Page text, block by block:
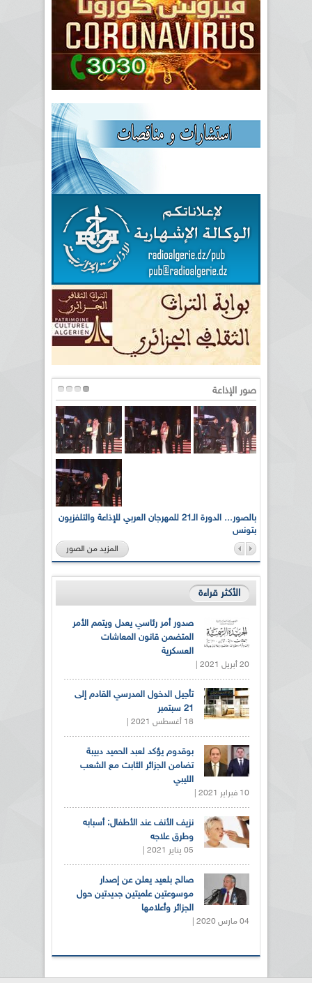
صور الإذاعة
بالصور... الدورة الـ21 للمهرجان العربي للإذاعة والتلفزيون
بتونس
المزيد من الصور
الأكثر قراءة
صدور أمر رئاسي يعدل ويتمم الأمر
المتضمن قانون المعاشات
العسكرية
20 أبريل 2021 |
تأجيل الدخول المدرسي القادم إلى
21 سبتمبر
18 أغسطس 2021 |
بوقدوم يؤكد لعبد الحميد دبيبة
تضامن الجزائر الثابت مع الشعب
الليبي
10 فبراير 2021 |
نزيف الأنف عند الأطفال: أسبابه
وطرق علاجه
05 يناير 2021 |
صالح بلعيد يعلن عن إصدار
موسوعتين علميتين جديدتين حول
الجزائر وأعلامها
04 مارس 2020 |